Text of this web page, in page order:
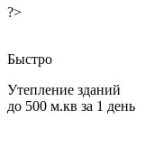
?>
Быстро
Утепление зданий
до 500 м.кв за 1 день